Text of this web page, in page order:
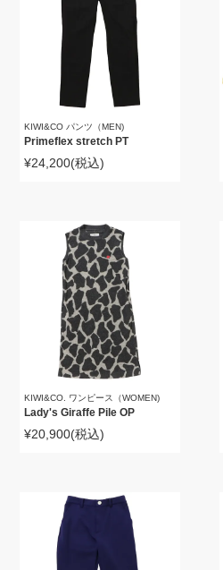
KIWI&CO パンツ（MEN)
Primeflex stretch PT
¥24,200(税込)
KIWI&CO. ワンピース（WOMEN)
Lady's Giraffe Pile OP
¥20,900(税込)